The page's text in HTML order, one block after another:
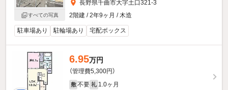
すべての写真
長野県千曲市大字土口321-3
2階建 / 2年9ヶ月 / 木造
駐車場あり 駐輪場あり 宅配ボックス
6.95万円
（管理費5,300円）
敷 不要 礼 1.0ヶ月